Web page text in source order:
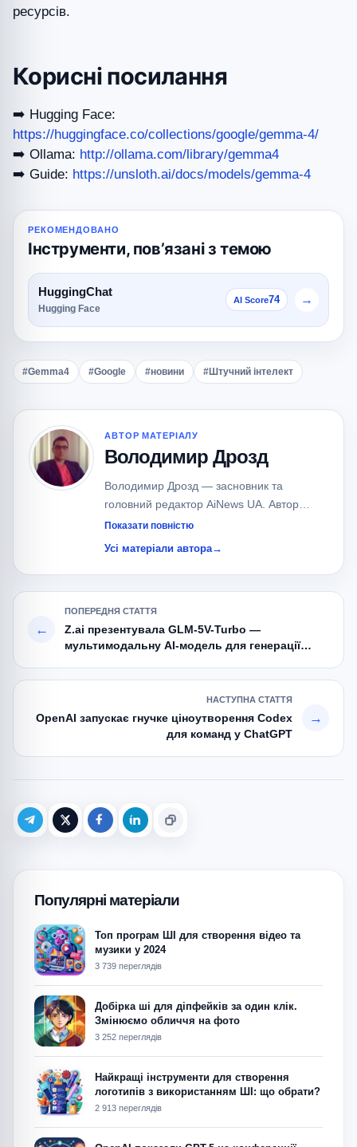
TelegramX (Twitter)FacebookLinkedInКопіювати
ресурсів.
Корисні посилання
➡️ Hugging Face:
https://huggingface.co/collections/google/gemma-4/
➡️ Ollama: http://ollama.com/library/gemma4
➡️ Guide: https://unsloth.ai/docs/models/gemma-4
РЕКОМЕНДОВАНО
Інструменти, повʼязані з темою
HuggingChat
Hugging Face
AI Score74 →
#Gemma4 #Google #новини #Штучний інтелект
АВТОР МАТЕРІАЛУ
Володимир Дрозд
Володимир Дрозд — засновник та
головний редактор AiNews UA. Автор
понад 700 публікацій про штучний
Спеціалізується на новинах OpenAI,
Google, Anthropic, xAI, Meta та локальних
AI-моделях.
Показати повністю
Усі матеріали автора→
←
ПОПЕРЕДНЯ СТАТТЯ
Z.ai презентувала GLM-5V-Turbo —
мультимодальну AI-модель для генерації
НАСТУПНА СТАТТЯ
OpenAI запускає гнучке ціноутворення Codex
для команд у ChatGPT
→
Популярні матеріали
Топ програм ШІ для створення відео та
музики у 2024
3 739 переглядів
Добірка ші для діпфейків за один клік.
Змінюємо обличчя на фото
3 252 переглядів
Найкращі інструменти для створення
логотипів з використанням ШІ: що обрати?
2 913 переглядів